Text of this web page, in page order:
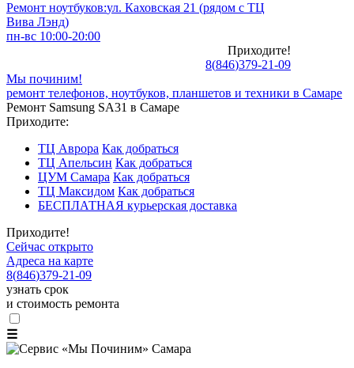
Ремонт ноутбуков:ул. Каховская 21 (рядом с ТЦ
Вива Лэнд)
пн-вс 10:00-20:00
Приходите!
8(846)379-21-09
Мы починим!
ремонт телефонов, ноутбуков, планшетов и техники в Самаре
Ремонт Samsung SA31 в Самаре
Приходите:
ТЦ Аврора Как добраться
ТЦ Апельсин Как добраться
ЦУМ Самара Как добраться
ТЦ Максидом Как добраться
БЕСПЛАТНАЯ курьерская доставка
Приходите!
Сейчас открыто
Адреса на карте
8(846)379-21-09
узнать срок
и стоимость ремонта
☰